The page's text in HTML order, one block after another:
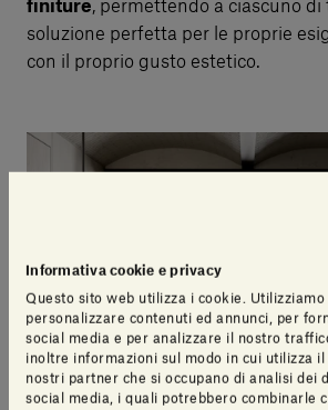
Informativa cookie e privacy
Questo sito web utilizza i cookie. Utilizziamo
personalizzare contenuti ed annunci, per
social media e per analizzare il nostro
inoltre informazioni sul modo in cui utilizza
nostri partner che si occupano di analisi dei
social media, i quali potrebbero combinarle
finiture, permettendo a ciascuno di
soluzione perfetta per le proprie
con il proprio gusto estetico.